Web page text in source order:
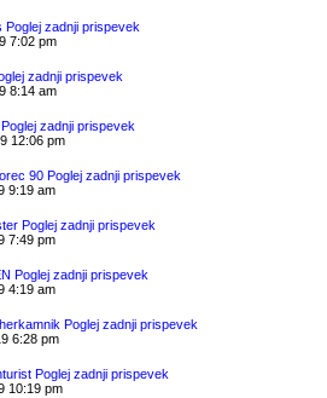
Poglej zadnji prispevek
7:02 pm
zadnji prispevek
8:14 am
Poglej zadnji prispevek
12:06 pm
90 Poglej zadnji prispevek
9:19 am
Poglej zadnji prispevek
7:49 pm
Poglej zadnji prispevek
4:19 am
Poglej zadnji prispevek
6:28 pm
Poglej zadnji prispevek
10:19 pm